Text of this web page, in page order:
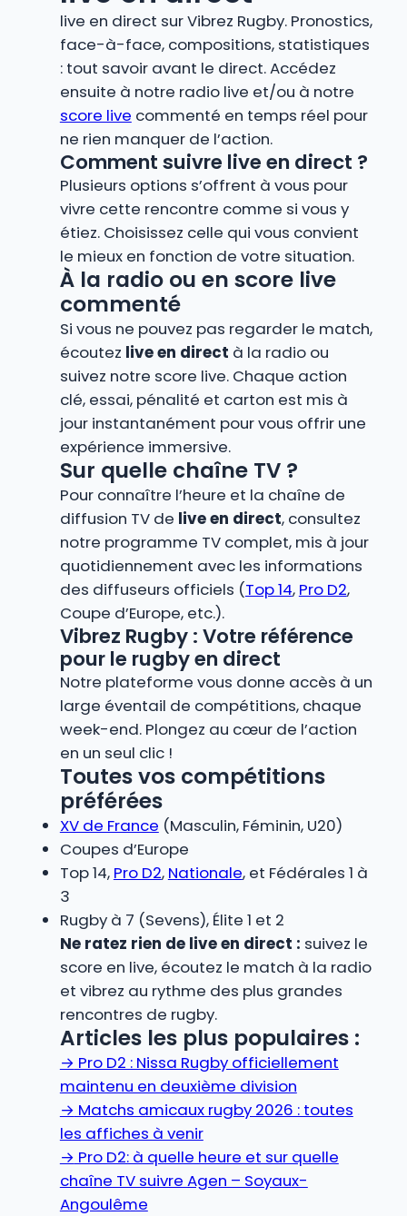
live en direct sur Vibrez Rugby. Pronostics,
face-à-face, compositions, statistiques
: tout savoir avant le direct. Accédez
ensuite à notre radio live et/ou à notre
score live commenté en temps réel pour
ne rien manquer de l’action.
Comment suivre live en direct ?
Plusieurs options s’offrent à vous pour
vivre cette rencontre comme si vous y
étiez. Choisissez celle qui vous convient
le mieux en fonction de votre situation.
À la radio ou en score live
commenté
Si vous ne pouvez pas regarder le match,
écoutez live en direct à la radio ou
suivez notre score live. Chaque action
clé, essai, pénalité et carton est mis à
jour instantanément pour vous offrir une
expérience immersive.
Sur quelle chaîne TV ?
Pour connaître l’heure et la chaîne de
diffusion TV de live en direct, consultez
notre programme TV complet, mis à jour
quotidiennement avec les informations
des diffuseurs officiels (Top 14, Pro D2,
Coupe d’Europe, etc.).
Vibrez Rugby : Votre référence
pour le rugby en direct
Notre plateforme vous donne accès à un
large éventail de compétitions, chaque
week-end. Plongez au cœur de l’action
en un seul clic !
Toutes vos compétitions
préférées
XV de France (Masculin, Féminin, U20)
Coupes d’Europe
Top 14, Pro D2, Nationale, et Fédérales 1 à
3
Rugby à 7 (Sevens), Élite 1 et 2
Ne ratez rien de live en direct : suivez le
score en live, écoutez le match à la radio
et vibrez au rythme des plus grandes
rencontres de rugby.
Articles les plus populaires :
→ Pro D2 : Nissa Rugby officiellement
maintenu en deuxième division
→ Matchs amicaux rugby 2026 : toutes
les affiches à venir
→ Pro D2: à quelle heure et sur quelle
chaîne TV suivre Agen – Soyaux-
Angoulême